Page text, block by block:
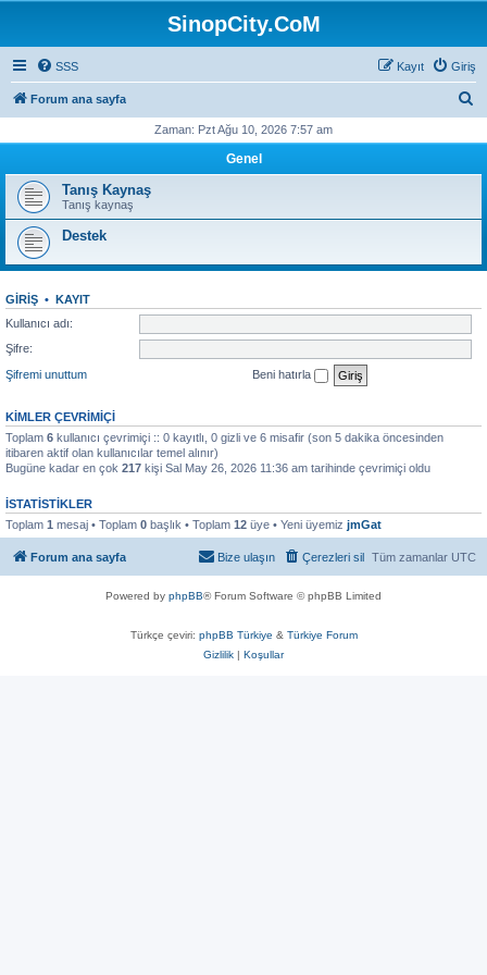
SinopCity.CoM
SSS Giriş
Kayıt
Forum ana sayfa
Zaman: Pzt Ağu 10, 2026 7:57 am
Genel
Tanış Kaynaş
Tanış kaynaş
Destek
GIRIŞ • KAYIT
Kullanıcı adı:
Şifre:
Şifremi unuttum
Beni hatırla
KIMLER ÇEVRIMIÇI
Toplam 6 kullanıcı çevrimiçi :: 0 kayıtlı, 0 gizli ve 6 misafir (son 5 dakika öncesinden
itibaren aktif olan kullanıcılar temel alınır)
Bugüne kadar en çok 217 kişi Sal May 26, 2026 11:36 am tarihinde çevrimiçi oldu
İSTATISTIKLER
Toplam 1 mesaj • Toplam 0 başlık • Toplam 12 üye • Yeni üyemiz jmGat
Forum ana sayfa Tüm zamanlar UTC
Çerezleri sil
Bize ulaşın
Powered by phpBB® Forum Software © phpBB Limited
Türkçe çeviri: phpBB Türkiye & Türkiye Forum
Gizlilik | Koşullar